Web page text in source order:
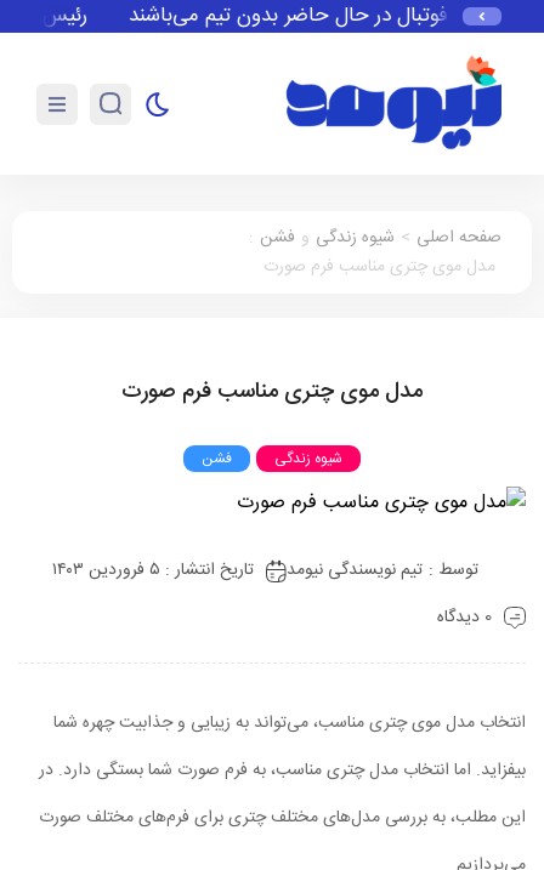
فوتبال در حال حاضر بدون تیم می‌باشند رئیس فیفا
صفحه اصلی > شیوه زندگی و فشن :
مدل موی چتری مناسب فرم صورت
مدل موی چتری مناسب فرم صورت
شیوه زندگی فشن
توسط : تیم نویسندگی نیومد
تاریخ انتشار : ۵ فروردین ۱۴۰۳
0 دیدگاه
انتخاب مدل موی چتری مناسب، می‌تواند به زیبایی و جذابیت چهره شما
بیفزاید. اما انتخاب مدل چتری مناسب، به فرم صورت شما بستگی دارد. در
این مطلب، به بررسی مدل‌های مختلف چتری برای فرم‌های مختلف صورت